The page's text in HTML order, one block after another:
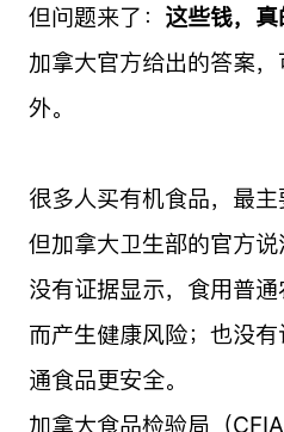
但问题来了： 这些钱，真
加拿大官方给出的答案
外。
很多人买有机食品，最主
但加拿大卫生部的官方
没有证据显示，食用普
而产生健康风险；也没
通食品更安全。
加拿大食品检验局（